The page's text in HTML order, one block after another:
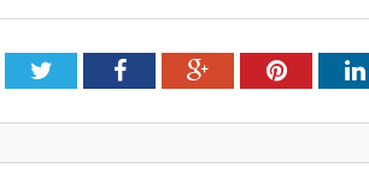
TwitterFacebookGoogle+Pinterest